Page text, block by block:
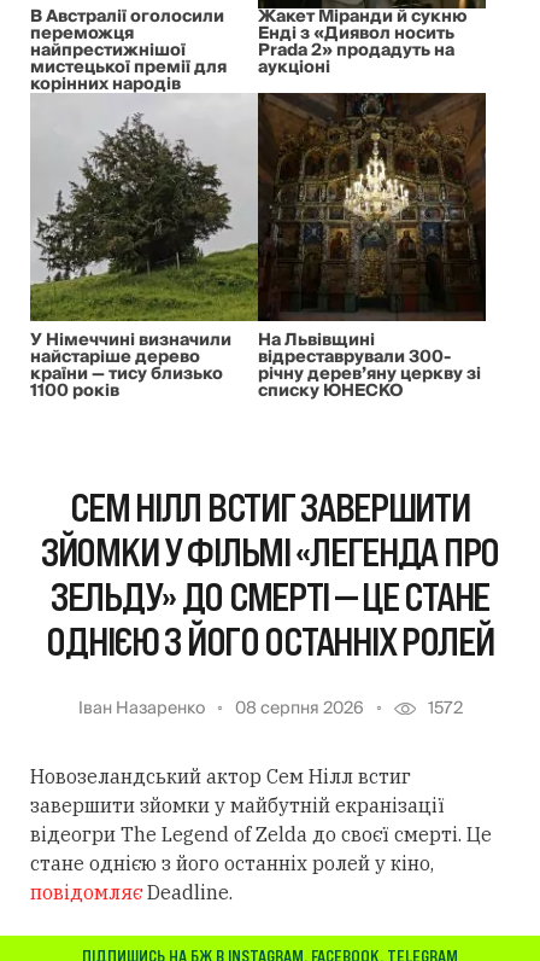
В Австралії оголосили
переможця
найпрестижнішої
мистецької премії для
корінних народів
Жакет Міранди й сукню
Енді з «Диявол носить
Prada 2» продадуть на
аукціоні
У Німеччині визначили
найстаріше дерево
країни — тису близько
1100 років
На Львівщині
відреставрували 300-
річну дерев’яну церкву зі
списку ЮНЕСКО
СЕМ НІЛЛ ВСТИГ ЗАВЕРШИТИ
ЗЙОМКИ У ФІЛЬМІ «ЛЕГЕНДА ПРО
ЗЕЛЬДУ» ДО СМЕРТІ — ЦЕ СТАНЕ
ОДНІЄЮ З ЙОГО ОСТАННІХ РОЛЕЙ
Іван Назаренко 08 серпня 2026 1572
Новозеландський актор Сем Нілл встиг
завершити зйомки у майбутній екранізації
відеогри The Legend of Zelda до своєї смерті. Це
стане однією з його останніх ролей у кіно,
повідомляєDeadline.
ПІДПИШИСЬ НА БЖ В INSTAGRAM, FACEBOOK, TELEGRAM